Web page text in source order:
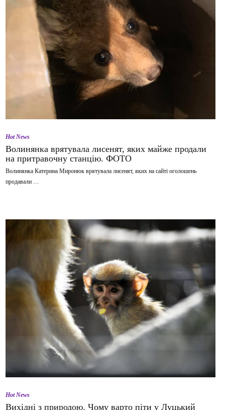
Hot News
Волинянка врятувала лисенят, яких майже продали
на притравочну станцію. ФОТО
Волинянка Катерина Миронюк врятувала лисенят, яких на сайті оголошень
продавали …
Hot News
Вихідні з природою. Чому варто піти у Луцький